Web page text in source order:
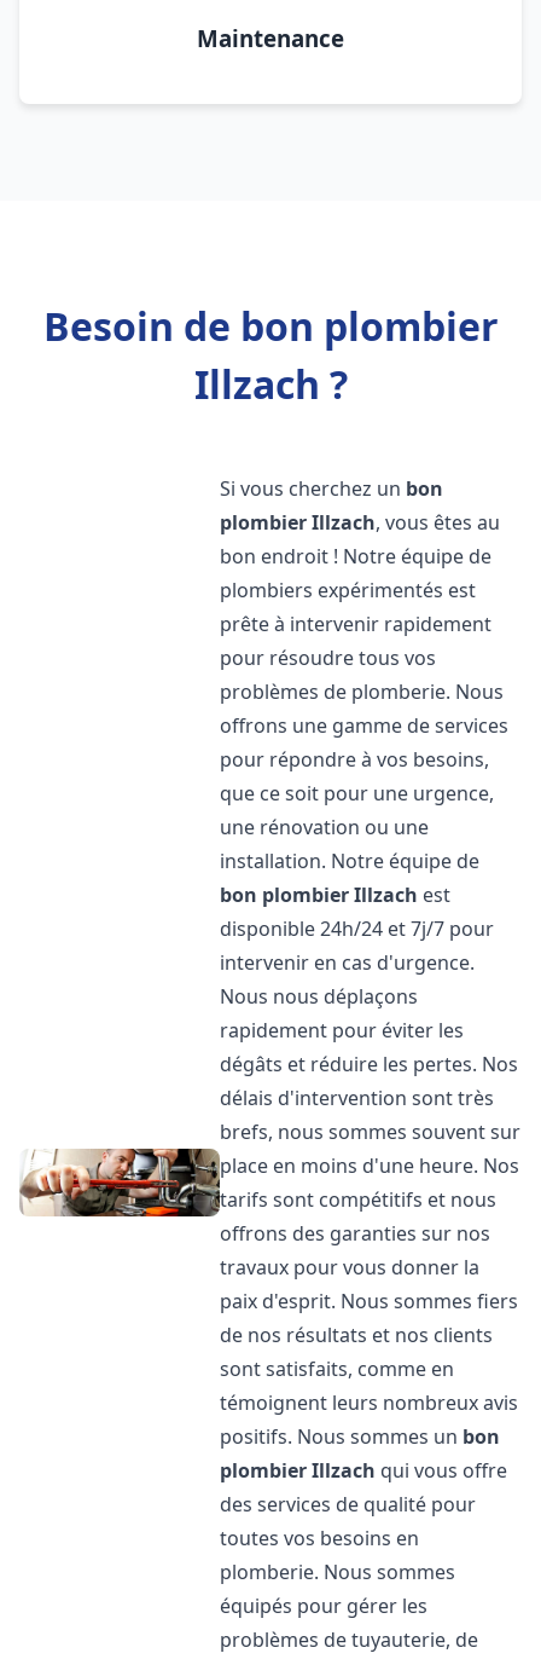
Maintenance
Besoin de bon plombier
Illzach ?
Si vous cherchez un bon
plombierIllzach, vous êtes au
bon endroit ! Notre équipe de
plombiers expérimentés est
prête à intervenir rapidement
pour résoudre tous vos
problèmes de plomberie. Nous
offrons une gamme de services
pour répondre à vos besoins,
que ce soit pour une urgence,
une rénovation ou une
installation. Notre équipe de
bon plombierIllzach est
disponible 24h/24 et 7j/7 pour
intervenir en cas d'urgence.
Nous nous déplaçons
rapidement pour éviter les
dégâts et réduire les pertes. Nos
délais d'intervention sont très
brefs, nous sommes souvent sur
place en moins d'une heure. Nos
tarifs sont compétitifs et nous
offrons des garanties sur nos
travaux pour vous donner la
paix d'esprit. Nous sommes fiers
de nos résultats et nos clients
sont satisfaits, comme en
témoignent leurs nombreux avis
positifs. Nous sommes un bon
plombierIllzach qui vous offre
des services de qualité pour
toutes vos besoins en
plomberie. Nous sommes
équipés pour gérer les
problèmes de tuyauterie, de